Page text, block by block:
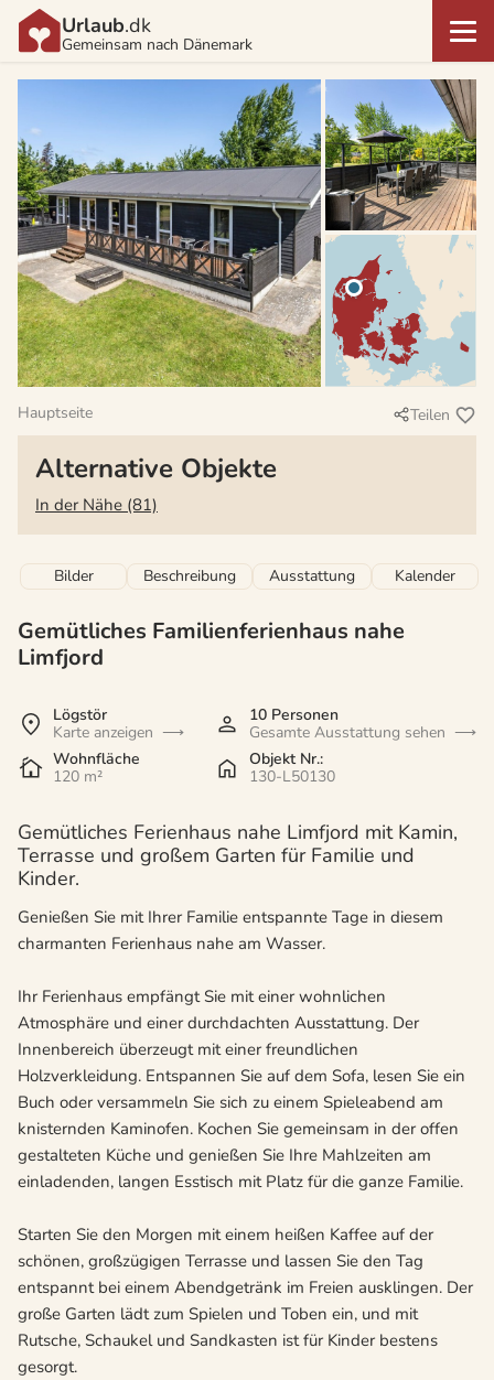
Urlaub.dk
Gemeinsam nach Dänemark
Hauptseite Teilen
Alternative Objekte
In der Nähe (81)
Bilder Beschreibung Ausstattung Kalender
Gemütliches Familienferienhaus nahe
Limfjord
Lögstör
Karte anzeigen
10 Personen
Gesamte Ausstattung sehen
Wohnfläche
120 m²
Objekt Nr.:
130-L50130
Gemütliches Ferienhaus nahe Limfjord mit Kamin,
Terrasse und großem Garten für Familie und
Kinder.
Genießen Sie mit Ihrer Familie entspannte Tage in diesem
charmanten Ferienhaus nahe am Wasser.
Ihr Ferienhaus empfängt Sie mit einer wohnlichen
Atmosphäre und einer durchdachten Ausstattung. Der
Innenbereich überzeugt mit einer freundlichen
Holzverkleidung. Entspannen Sie auf dem Sofa, lesen Sie ein
Buch oder versammeln Sie sich zu einem Spieleabend am
knisternden Kaminofen. Kochen Sie gemeinsam in der offen
gestalteten Küche und genießen Sie Ihre Mahlzeiten am
einladenden, langen Esstisch mit Platz für die ganze Familie.
Starten Sie den Morgen mit einem heißen Kaffee auf der
schönen, großzügigen Terrasse und lassen Sie den Tag
entspannt bei einem Abendgetränk im Freien ausklingen. Der
große Garten lädt zum Spielen und Toben ein, und mit
Rutsche, Schaukel und Sandkasten ist für Kinder bestens
gesorgt.